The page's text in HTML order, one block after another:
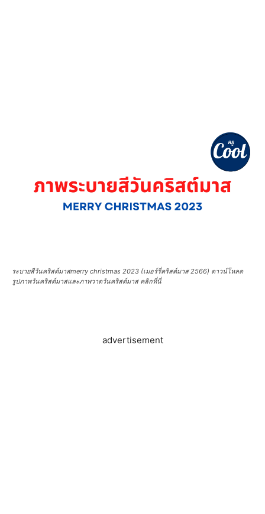
ระบายสีวันคริสต์มาสmerry christmas 2023 (เมอร์รี่คริสต์มาส 2566) ดาวน์โหลด
รูปภาพวันคริสต์มาสและภาพวาดวันคริสต์มาส คลิกที่นี่
advertisement